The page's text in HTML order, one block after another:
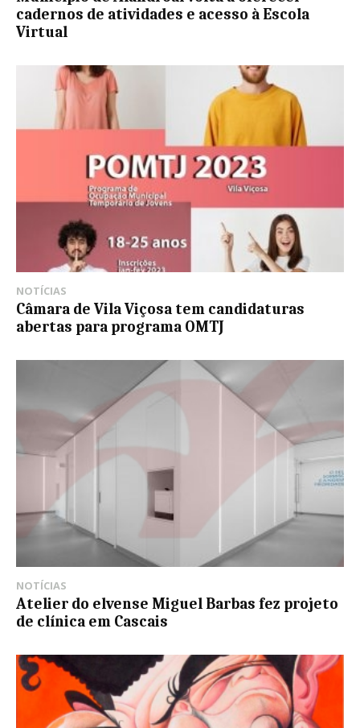
cadernos de atividades e acesso à Escola
Virtual
NOTÍCIAS
Câmara de Vila Viçosa tem candidaturas
abertas para programa OMTJ
NOTÍCIAS
Atelier do elvense Miguel Barbas fez projeto
de clínica em Cascais